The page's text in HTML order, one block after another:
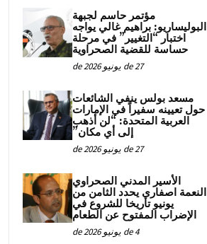
مؤتمر حاسم لجبهة
البوليساريو: براهيم غالي يواجه
اختبار “التغيير” في مرحلة
حساسة للقضية الصحراوية
27 de يونيو de 2026
مسعد بولس ينفي الشائعات
حول تعيينه سفيراً في الإمارات
العربية المتحدة: “لن أذهب
إلى أي مكان”
27 de يونيو de 2026
الأسير المدني الصحراوي
النعمة اصفاري يحدد الثامن من
يونيو تاريخا للشروع في
الإضراب المفتوح عن الطعام
4 de يونيو de 2026